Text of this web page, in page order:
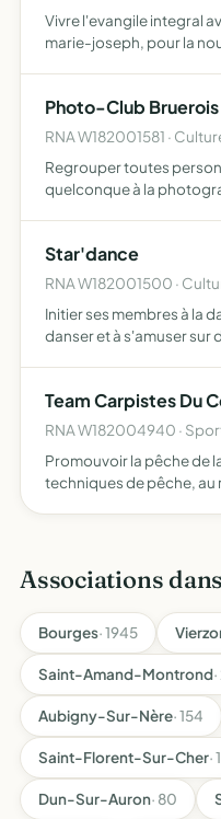
Vivre l'evangile integral
marie-joseph, pour la
Photo-Club Bruerois
RNA W182001581 ·
Regrouper toutes
quelconque à la
dével…
Star'dance
RNA W182001500 ·
Initier ses membres à la
danser et à s'amuser sur
Team Carpistes Du
RNA W182004940 ·
Promouvoir la pêche de
techniques de pêche,
Associations
Bourges· 1945
Saint-Amand-Montrond
Aubigny-Sur-Nère· 154
Saint-Florent-Sur-Cher·
Dun-Sur-Auron· 80